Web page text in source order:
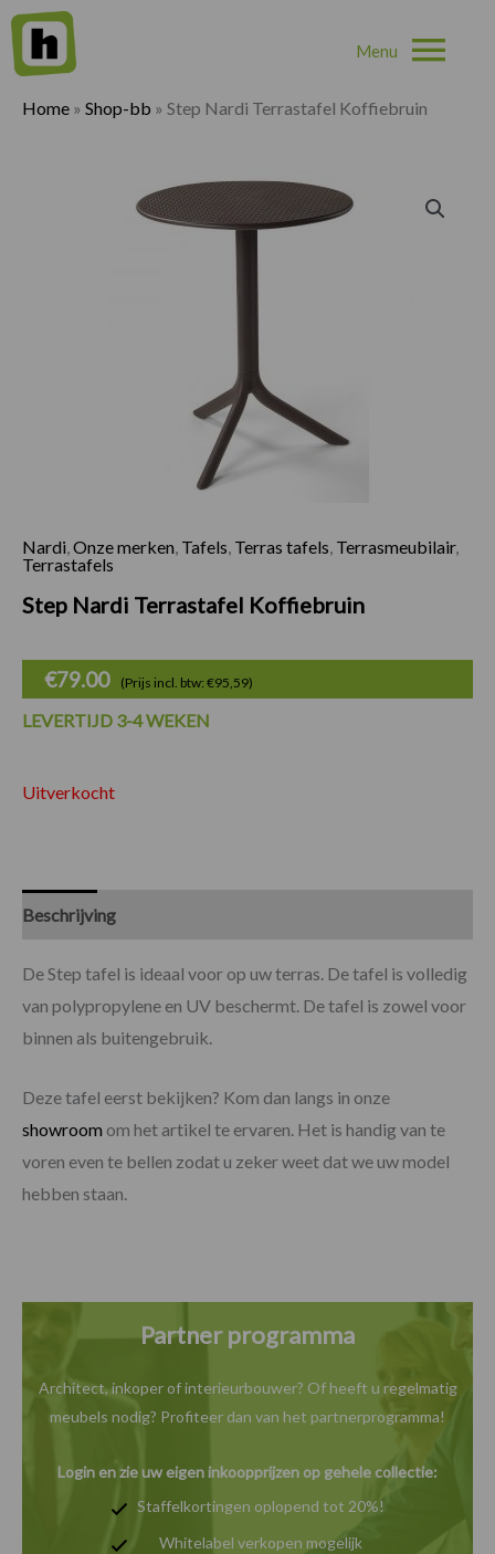
Home » Shop-bb » Step Nardi Terrastafel Koffiebruin
Nardi Onze merken Tafels Terras tafels Terrasmeubilair,
Terrastafels
Step Nardi Terrastafel Koffiebruin
€79.00 (Prijs incl. btw: €95,59)
LEVERTIJD 3-4 WEKEN
Uitverkocht
Beschrijving
De Step tafel is ideaal voor op uw terras. De tafel is volledig
van polypropylene en UV beschermt. De tafel is zowel voor
binnen als buitengebruik.
Deze tafel eerst bekijken? Kom dan langs in onze
showroom om het artikel te ervaren. Het is handig van te
voren even te bellen zodat u zeker weet dat we uw model
hebben staan.
Partner programma
Architect, inkoper of interieurbouwer? Of heeft u regelmatig
meubels nodig? Profiteer dan van het partnerprogramma!
Login en zie uw eigen inkoopprijzen op gehele collectie:
Staffelkortingen oplopend tot 20%!
Whitelabel verkopen mogelijk